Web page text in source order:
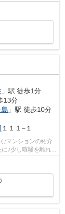
」駅 徒歩1分
13分
」駅 徒歩10分
１１１−１
マンションの紹介
♪少し喧騒を離れて